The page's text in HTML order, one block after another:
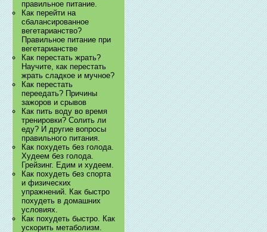
правильное питание.
Как перейти на
сбалансированное
вегетарианство?
Правильное питание при
вегетарианстве
Как перестать жрать?
Научите, как перестать
жрать сладкое и мучное?
Как перестать
переедать? Причины
зажоров и срывов
Как пить воду во время
тренировки? Солить ли
еду? И другие вопросы
правильного питания.
Как похудеть без голода.
Худеем без голода.
Грейзинг. Едим и худеем.
Как похудеть без спорта
и физических
упражнений. Как быстро
похудеть в домашних
условиях.
Как похудеть быстро. Как
ускорить метаболизм.